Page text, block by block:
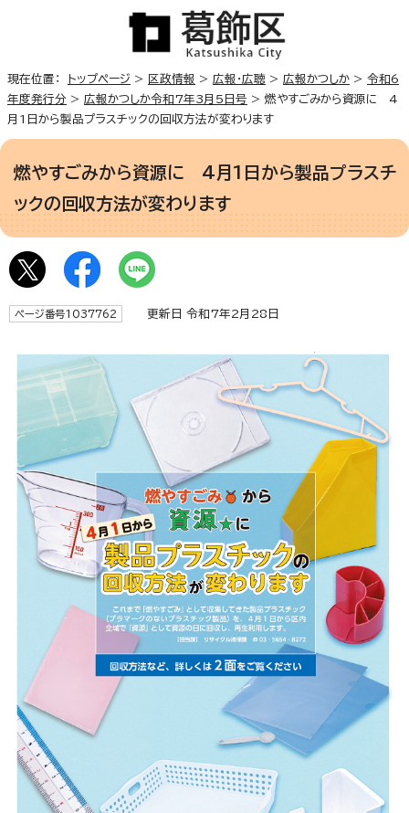
現在位置： トップページ > 区政情報 > 広報・広聴 > 広報かつしか > 令和6
年度発行分 > 広報かつしか令和7年3月5日号 > 燃やすごみから資源に 4
月1日から製品プラスチックの回収方法が変わります
燃やすごみから資源に 4月1日から製品プラスチ
ックの回収方法が変わります
ページ番号1037762 更新日 令和7年2月28日